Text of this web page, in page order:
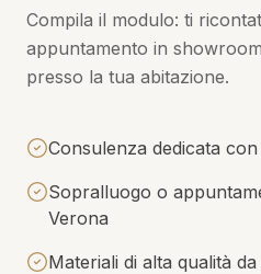
Compila il modulo: ti
appuntamento in
presso la tua abitazione.
Consulenza dedicata
Sopralluogo o
Verona
Materiali di alta qualità